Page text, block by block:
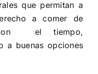
que permitan a
a comer de
con el tiempo,
a buenas opciones